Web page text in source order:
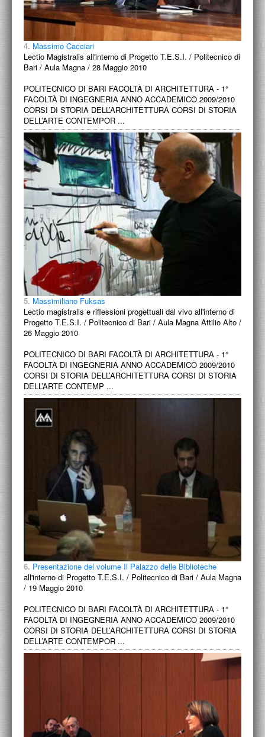
4. Massimo Cacciari
Lectio Magistralis all'interno di Progetto T.E.S.I. / Politecnico di
Bari / Aula Magna / 28 Maggio 2010
POLITECNICO DI BARI FACOLTÀ DI ARCHITETTURA - 1°
FACOLTÀ DI INGEGNERIA ANNO ACCADEMICO 2009/2010
CORSI DI STORIA DELL’ARCHITETTURA CORSI DI STORIA
DELL’ARTE CONTEMPOR ...
5. Massimiliano Fuksas
Lectio magistralis e riflessioni progettuali dal vivo all'interno di
Progetto T.E.S.I. / Politecnico di Bari / Aula Magna Attilio Alto /
26 Maggio 2010
POLITECNICO DI BARI FACOLTÀ DI ARCHITETTURA - 1°
FACOLTÀ DI INGEGNERIA ANNO ACCADEMICO 2009/2010
CORSI DI STORIA DELL’ARCHITETTURA CORSI DI STORIA
DELL’ARTE CONTEMP ...
6. Presentazione del volume Il Palazzo delle Biblioteche
all'interno di Progetto T.E.S.I. / Politecnico di Bari / Aula Magna
/ 19 Maggio 2010
POLITECNICO DI BARI FACOLTÀ DI ARCHITETTURA - 1°
FACOLTÀ DI INGEGNERIA ANNO ACCADEMICO 2009/2010
CORSI DI STORIA DELL’ARCHITETTURA CORSI DI STORIA
DELL’ARTE CONTEMPOR ...